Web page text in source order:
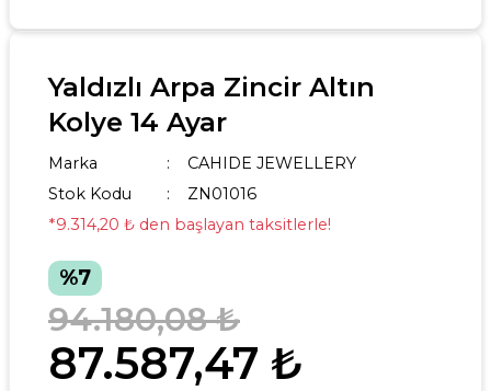
Yaldızlı Arpa Zincir Altın
Kolye 14 Ayar
Marka
CAHIDE JEWELLERY
Stok Kodu
ZN01016
*9.314,20 ₺ den başlayan taksitlerle!
%7
87.587,47 ₺
94.180,08 ₺